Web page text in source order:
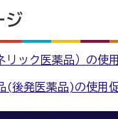
ジ
リック医薬品）の使
(後発医薬品)の使用